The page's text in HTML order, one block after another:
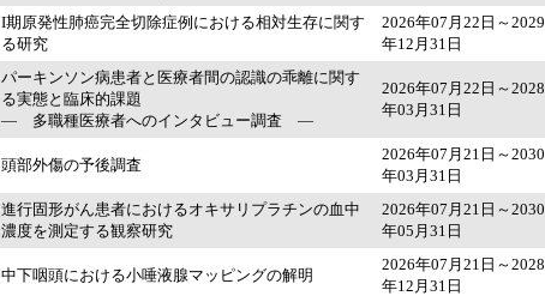
I期原発性肺癌完全切除症例における相対生存に関す
る研究
2026年07月22日～2029
年12月31日
パーキンソン病患者と医療者間の認識の乖離に関す
る実態と臨床的課題
― 多職種医療者へのインタビュー調査 ―
2026年07月22日～2028
年03月31日
頭部外傷の予後調査
2026年07月21日～2030
年03月31日
進行固形がん患者におけるオキサリプラチンの血中
濃度を測定する観察研究
2026年07月21日～2030
年05月31日
中下咽頭における小唾液腺マッピングの解明
2026年07月21日～2028
年12月31日